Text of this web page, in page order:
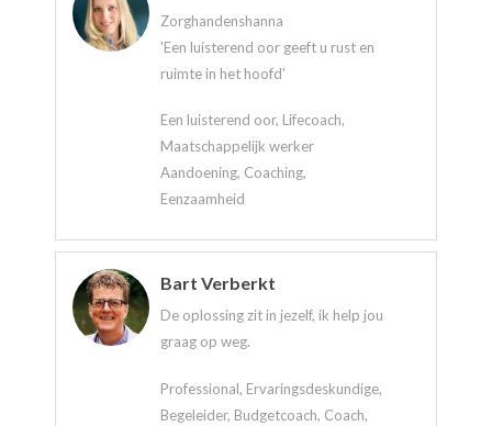
Zorghandenshanna
'Een luisterend oor geeft u rust en
ruimte in het hoofd'
Een luisterend oor, Lifecoach,
Maatschappelijk werker
Aandoening, Coaching,
Eenzaamheid
Bart Verberkt
De oplossing zit in jezelf, ik help jou
graag op weg.
Professional, Ervaringsdeskundige,
Begeleider, Budgetcoach, Coach,